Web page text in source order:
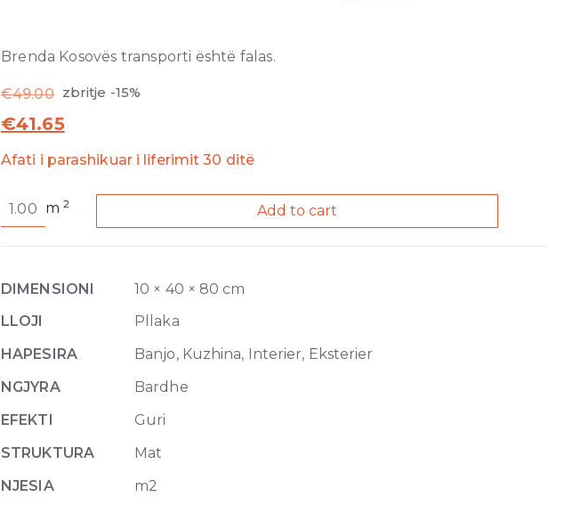
Brenda Kosovës transporti është falas.
€49.00 zbritje -15%
€41.65
Afati i parashikuar i liferimit 30 ditë
White
40
x
quantity
m2 Add to cart
DIMENSIONI
10 × 40 × 80 cm
LLOJI
Pllaka
HAPESIRA
Banjo, Kuzhina, Interier, Eksterier
NGJYRA
Bardhe
EFEKTI
Guri
STRUKTURA
Mat
NJESIA
m2